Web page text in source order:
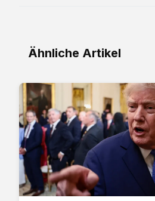
Ähnliche Artikel